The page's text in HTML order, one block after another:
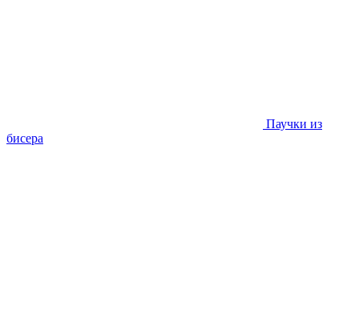
Паучки из
бисера